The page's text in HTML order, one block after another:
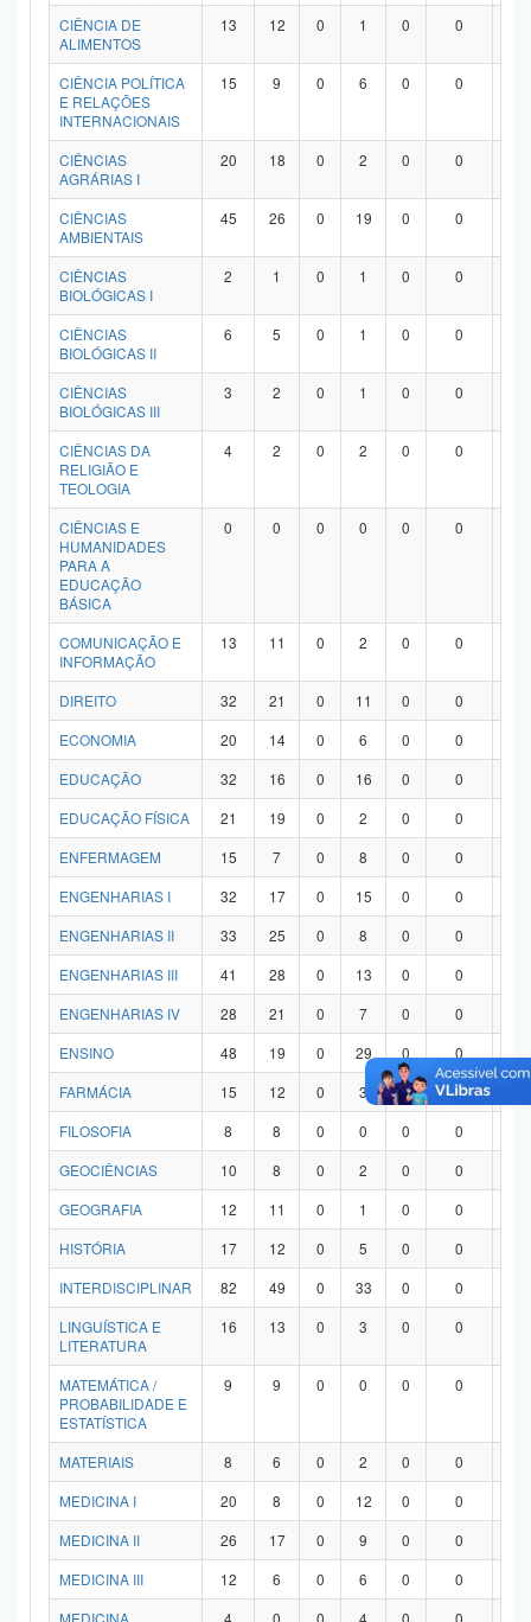
CIÊNCIA DE
ALIMENTOS
13 12 0 1 0 0
CIÊNCIA POLÍTICA
E RELAÇÕES
INTERNACIONAIS
15 9 0 6 0 0
CIÊNCIAS
AGRÁRIAS I
20 18 0 2 0 0
CIÊNCIAS
AMBIENTAIS
45 26 0 19 0 0
CIÊNCIAS
BIOLÓGICAS I
2 1 0 1 0 0
CIÊNCIAS
BIOLÓGICAS II
6 5 0 1 0 0
CIÊNCIAS
BIOLÓGICAS III
3 2 0 1 0 0
CIÊNCIAS DA
RELIGIÃO E
TEOLOGIA
4 2 0 2 0 0
CIÊNCIAS E
HUMANIDADES
PARA A
EDUCAÇÃO
BÁSICA
0 0 0 0 0 0
COMUNICAÇÃO E
INFORMAÇÃO
13 11 0 2 0 0
DIREITO 32 21 0 11 0 0
ECONOMIA
20 14 0 6 0 0
EDUCAÇÃO
32 16 0 16 0 0
EDUCAÇÃO FÍSICA
21 19 0 2 0 0
ENFERMAGEM
15 7 0 8 0 0
ENGENHARIAS I
32 17 0 15 0 0
ENGENHARIAS II
33 25 0 8 0 0
ENGENHARIAS III
41 28 0 13 0 0
ENGENHARIAS IV
28 21 0 7 0 0
ENSINO
48 19 0 29 0 0
FARMÁCIA
15 12 0 3 0 0
FILOSOFIA
8 8 0 0 0 0
GEOCIÊNCIAS
10 8 0 2 0 0
GEOGRAFIA
12 11 0 1 0 0
HISTÓRIA
17 12 0 5 0 0
INTERDISCIPLINAR
82 49 0 33 0 0
LINGUÍSTICA E
LITERATURA
16 13 0 3 0 0
MATEMÁTICA /
PROBABILIDADE E
ESTATÍSTICA
9 9 0 0 0 0
MATERIAIS 8 6 0 2 0 0
MEDICINA I
20 8 0 12 0 0
MEDICINA II
26 17 0 9 0 0
MEDICINA III
12 6 0 6 0 0
MEDICINA
4 0 0 4 0 0